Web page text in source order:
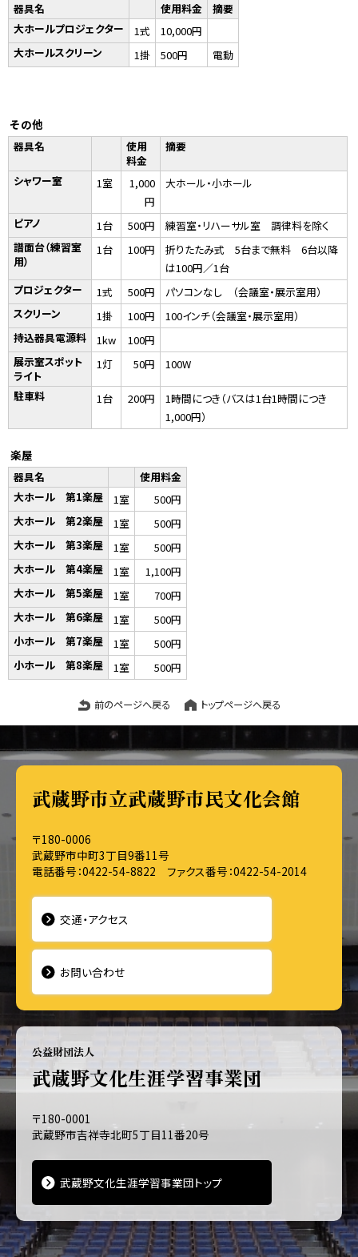
器具名 使用料金
摘要
大ホールプロジェクター
1式
10,000円
大ホールスクリーン
1掛 500円 電動
その他
器具名
使用
料金
摘要
シャワー室 1室
1,000
円
大ホール・小ホール
ピアノ 1台 500円
練習室・リハーサル室 調律料を除く
譜面台（練習室
用）
1台 100円
折りたたみ式 5台まで無料 6台以降
は100円／1台
プロジェクター
1式 500円
パソコンなし （会議室・展示室用）
スクリーン
1掛 100円
100インチ（会議室・展示室用）
持込器具電源料
1kw
100円
展示室スポット
ライト
1灯 50円 100W
駐車料 1台 200円
1時間につき（バスは1台1時間につき
1,000円）
楽屋
器具名
使用料金
大ホール 第1楽屋
1室
500円
大ホール 第2楽屋
1室
500円
大ホール 第3楽屋
1室
500円
大ホール 第4楽屋
1室
1,100円
大ホール 第5楽屋
1室
700円
大ホール 第6楽屋
1室
500円
小ホール 第7楽屋
1室
500円
小ホール 第8楽屋
1室 500円
前のページへ戻る トップページへ戻る
武蔵野市立武蔵野市民文化会館
〒180-0006
武蔵野市中町3丁目9番11号
電話番号：0422-54-8822 ファクス番号：0422-54-2014
交通・アクセス
お問い合わせ
公益財団法人
武蔵野文化生涯学習事業団
〒180-0001
武蔵野市吉祥寺北町5丁目11番20号
武蔵野文化生涯学習事業団トップ